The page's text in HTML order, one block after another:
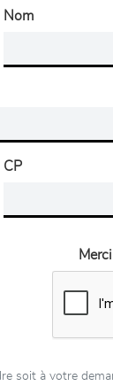
Nom
CP
soit à votre